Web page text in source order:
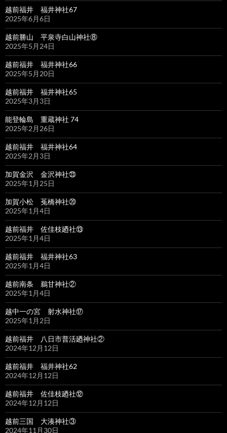
越前福井 福井神社67
2025年6月6日
越前勝山 平泉寺白山神社⑧
2025年5月24日
越前福井 福井神社66
2025年5月20日
越前福井 福井神社65
2025年3月3日
能登輪島 重蔵神社 74
2025年2月26日
越前福井 福井神社64
2025年2月3日
加賀金沢 金沢神社㉓
2025年1月25日
加賀小松 菟橋神社⑳
2025年1月4日
越前福井 佐佳枝廼社⑬
2025年1月4日
越前福井 福井神社63
2025年1月4日
越前南条 鵜甘神社②
2025年1月4日
越中一の宮 射水神社⑰
2025年1月2日
越前福井 八日市普活廼神社②
2024年12月12日
越前福井 福井神社62
2024年12月12日
越前福井 佐佳枝廼社⑫
2024年12月12日
越前三国 大湊神社③
2024年11月30日